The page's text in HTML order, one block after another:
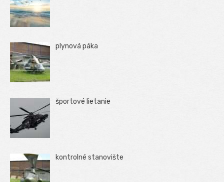
plynová páka
športové lietanie
kontrolné stanovište